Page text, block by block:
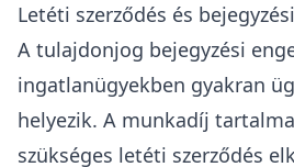
Letéti szerződés és
A tulajdonjog bejegyzési
ingatlanügyekben gyakran
helyezik. A munkadíj
szükséges letéti szerződés